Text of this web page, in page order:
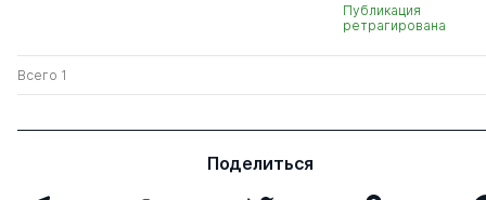
Публикация
ретрагирована
Всего 1
Поделиться